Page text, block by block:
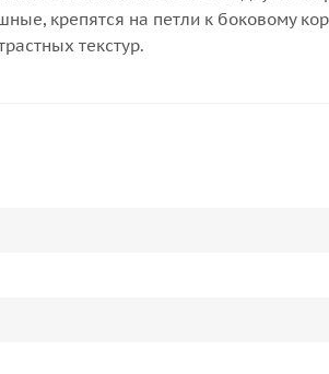
крепятся на петли к боковому
текстур.